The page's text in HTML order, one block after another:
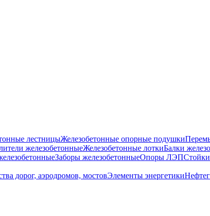
лестницыЖелезобетонные опорные подушки
железобетонныеЖелезобетонные лоткиБалки
Заборы железобетонныеОпоры ЛЭП
дорог, аэродромов, мостовЭлементы энергетики